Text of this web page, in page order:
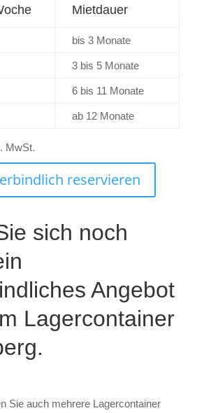
Mietdauer
bis 3 Monate
3 bis 5 Monate
6 bis 11 Monate
ab 12 Monate
MwSt.
reservieren
sich noch
Angebot
Lagercontainer
Sie auch mehrere Lagercontainer